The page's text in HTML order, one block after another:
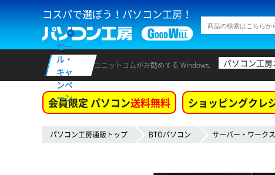
コスパで選ぼう！パソコン工房！
セー
ル・
キャ
ンペ
ーン
ユニットコムがお勧めする Windows. パソコン工
会員限定 パソコン送料無料 ショッピングクレ
パソコン工房通販トップ BTOパソコン サーバー・ワーク